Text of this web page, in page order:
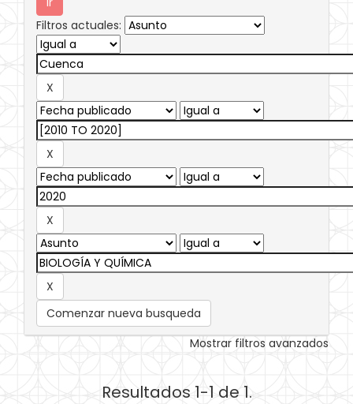
Filtros actuales:
Comenzar nueva busqueda
Mostrar filtros avanzados
Resultados 1-1 de 1.